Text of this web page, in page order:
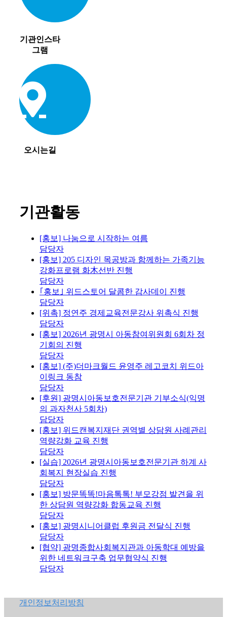
기관인스타
그램
오시는길
기관활동
[홍보] 나눔으로 시작하는 여름
담당자
[홍보] 205 디자인 목공방과 함께하는 가족기능
강화프로램 화木선반 진행
담당자
｢홍보｣ 위드스토어 달콤한 감사데이 진행
담당자
[위촉] 정연주 경제교육전문강사 위촉식 진행
담당자
[홍보] 2026년 광명시 아동참여위원회 6회차 정
기회의 진행
담당자
[홍보] (주)더마크월드 윤영주 레고코치 위드아
이링크 동참
담당자
[후원] 광명시아동보호전문기관 기부소식(익명
의 과자천사 5회차)
담당자
[홍보] 위드캔복지재단 권역별 상담원 사례관리
역량강화 교육 진행
담당자
[실습] 2026년 광명시아동보호전문기관 하계 사
회복지 현장실습 진행
담당자
[홍보] 방문똑똑!마음톡톡! 부모강점 발견을 위
한 상담원 역량강화 합동교육 진행
담당자
[홍보] 광명시니어클럽 후원금 전달식 진행
담당자
[협약] 광명종합사회복지관과 아동학대 예방을
위한 네트워크구축 업무협약식 진행
담당자
개인정보처리방침